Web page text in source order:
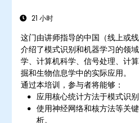
21 小时
这门由讲师指导的中国（线上或
介绍了模式识别和机器学习的领
学、计算机科学、信号处理、计
掘和生物信息学中的实际应用。
通过本培训，参与者将能够：
应用核心统计方法于模式识别
使用神经网络和核方法等关
析。